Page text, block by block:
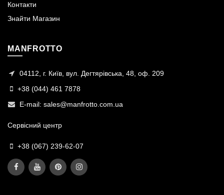
Контакти
Знайти Магазин
MANFROTTO
04112, г. Київ, вул. Дегтярівська, 48, оф. 209
+38 (044) 461 7878
E-mail: sales@manfrotto.com.ua
Сервісний центр
+38 (067) 239-62-07